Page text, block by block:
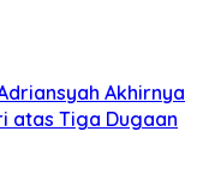
Akhirnya
atas Tiga Dugaan